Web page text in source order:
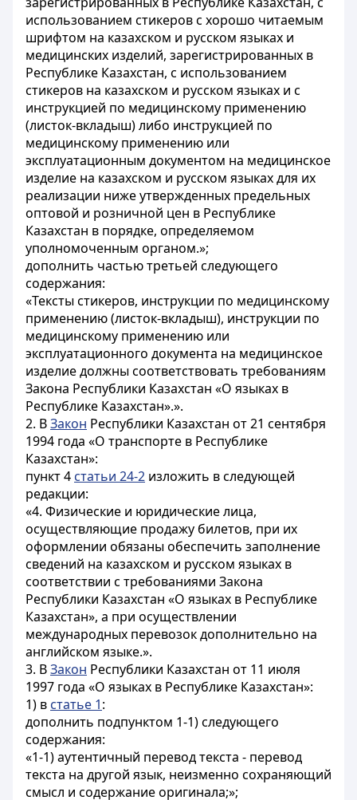
использованием стикеров с хорошо читаемым
шрифтом на казахском и русском языках и
медицинских изделий, зарегистрированных в
Республике Казахстан, с использованием
стикеров на казахском и русском языках и с
инструкцией по медицинскому применению
(листок-вкладыш) либо инструкцией по
медицинскому применению или
эксплуатационным документом на медицинское
изделие на казахском и русском языках для их
реализации ниже утвержденных предельных
оптовой и розничной цен в Республике
Казахстан в порядке, определяемом
уполномоченным органом.»;
дополнить частью третьей следующего
содержания:
«Тексты стикеров, инструкции по медицинскому
применению (листок-вкладыш), инструкции по
медицинскому применению или
эксплуатационного документа на медицинское
изделие должны соответствовать требованиям
Закона Республики Казахстан «О языках в
Республике Казахстан».».
2. ВЗакон Республики Казахстан от 21 сентября
1994 года «О транспорте в Республике
Казахстан»:
пункт 4 статьи 24-2 изложить в следующей
редакции:
«4. Физические и юридические лица,
осуществляющие продажу билетов, при их
оформлении обязаны обеспечить заполнение
сведений на казахском и русском языках в
соответствии с требованиями Закона
Республики Казахстан «О языках в Республике
Казахстан», а при осуществлении
международных перевозок дополнительно на
английском языке.».
3. ВЗакон Республики Казахстан от 11 июля
1997 года «О языках в Республике Казахстан»:
1) в статье 1:
дополнить подпунктом 1-1) следующего
содержания:
«1-1) аутентичный перевод текста - перевод
текста на другой язык, неизменно сохраняющий
смысл и содержание оригинала;»;